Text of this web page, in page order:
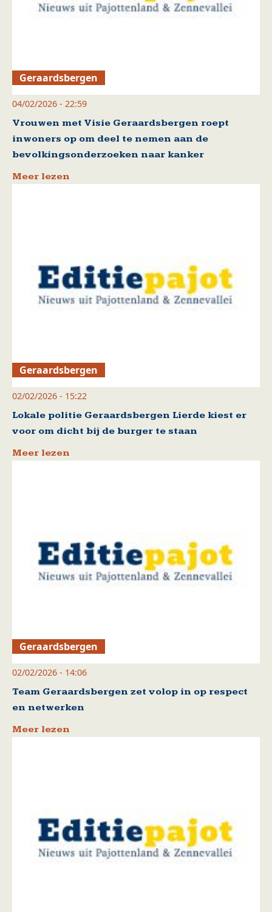
Geraardsbergen
04/02/2026 - 22:59
Vrouwen met Visie Geraardsbergen roept
inwoners op om deel te nemen aan de
bevolkingsonderzoeken naar kanker
Meer lezen
Geraardsbergen
02/02/2026 - 15:22
Lokale politie Geraardsbergen Lierde kiest er
voor om dicht bij de burger te staan
Meer lezen
Geraardsbergen
02/02/2026 - 14:06
Team Geraardsbergen zet volop in op respect
en netwerken
Meer lezen